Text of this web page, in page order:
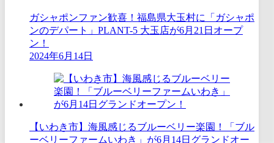
ガシャポンファン歓喜！福島県大玉村に「ガシャポ
ンのデパート」PLANT-5 大玉店が6月21日オープ
ン！
2024年6月14日
【いわき市】海風感じるブルーベリー楽園！「ブル
ーベリーファームいわき」が6月14日グランドオー